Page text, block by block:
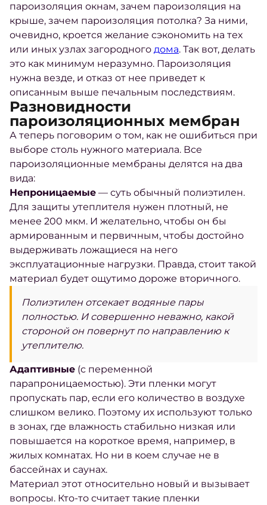
пароизоляция окнам, зачем пароизоляция на
крыше, зачем пароизоляция потолка? За ними,
очевидно, кроется желание сэкономить на тех
или иных узлах загородного дома. Так вот, делать
это как минимум неразумно. Пароизоляция
нужна везде, и отказ от нее приведет к
описанным выше печальным последствиям.
Разновидности
пароизоляционных мембран
А теперь поговорим о том, как не ошибиться при
выборе столь нужного материала. Все
пароизоляционные мембраны делятся на два
вида:
Непроницаемые — суть обычный полиэтилен.
Для защиты утеплителя нужен плотный, не
менее 200 мкм. И желательно, чтобы он бы
армированным и первичным, чтобы достойно
выдерживать ложащиеся на него
эксплуатационные нагрузки. Правда, стоит такой
материал будет ощутимо дороже вторичного.
Полиэтилен отсекает водяные пары
полностью. И совершенно неважно, какой
стороной он повернут по направлению к
утеплителю.
Адаптивные (с переменной
парапроницаемостью). Эти пленки могут
пропускать пар, если его количество в воздухе
слишком велико. Поэтому их используют только
в зонах, где влажность стабильно низкая или
повышается на короткое время, например, в
жилых комнатах. Но ни в коем случае не в
бассейнах и саунах.
Материал этот относительно новый и вызывает
вопросы. Кто-то считает такие пленки